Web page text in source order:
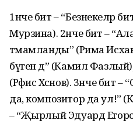
1нче бит – “Безнекеләр
Мурзина). 2нче бит –
тәмамланды” (Рима
бүген дә” (Камил
(Рәфис Хәсәнов). 3нче
да, композитор да ул!”
– “Җырлый Эдуард